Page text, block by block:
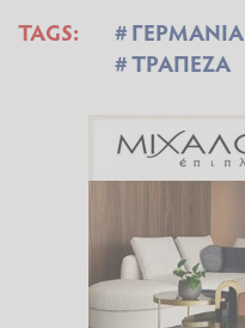
TAGS: ΓΕΡΜΑΝΙΑ
ΤΡΑΠΕΖΑ